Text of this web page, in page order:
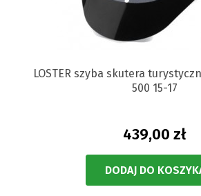
LOSTER szyba skutera
500 15-17
439,00 zł
DODAJ DO